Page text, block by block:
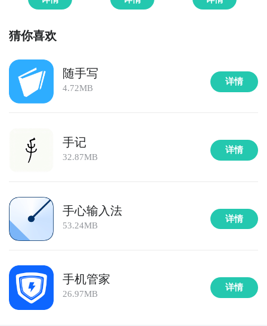
猜你喜欢
随手写
4.72MB
详情
手记
32.87MB
详情
手心输入法
53.24MB
详情
手机管家
26.97MB
详情